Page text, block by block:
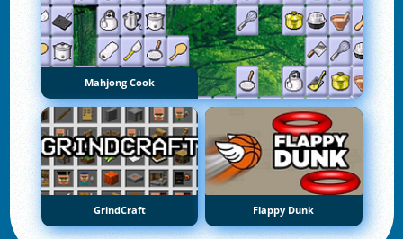
Mahjong Cook
GrindCraft Flappy Dunk